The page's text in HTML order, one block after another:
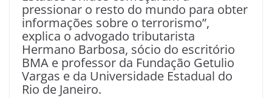
pressionar o resto do mundo para obter
informações sobre o terrorismo”,
explica o advogado tributarista
Hermano Barbosa, sócio do escritório
BMA e professor da Fundação Getulio
Vargas e da Universidade Estadual do
Rio de Janeiro.